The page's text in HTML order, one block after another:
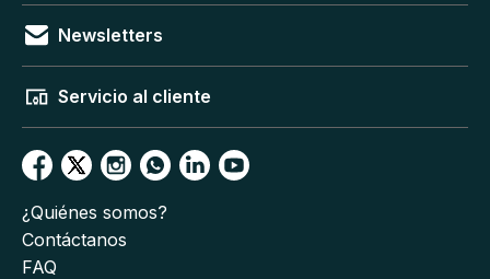
Newsletters
Servicio al cliente
¿Quiénes somos?
Contáctanos
FAQ